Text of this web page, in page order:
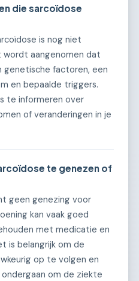
die sarcoïdose
is nog niet
wordt aangenomen dat
genetische factoren, een
en bepaalde triggers.
te informeren over
of veranderingen in je
te genezen of
geen genezing voor
kan vaak goed
met medicatie en
is belangrijk om de
op te volgen en
om de ziekte